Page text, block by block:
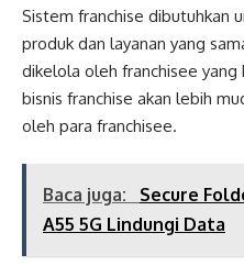
Sistem franchise dibutuhkan
produk dan layanan yang
dikelola oleh franchisee
bisnis franchise akan lebih
oleh para franchisee.
Baca juga:
Secure
A55 5G Lindungi Data